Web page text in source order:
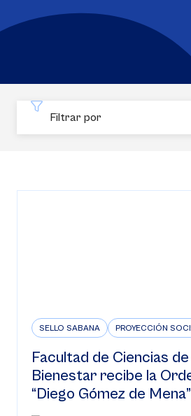
Filtrar por
SELLO SABANA PROYECCIÓN
Facultad de Ciencias de
Bienestar recibe la
“Diego Gómez de